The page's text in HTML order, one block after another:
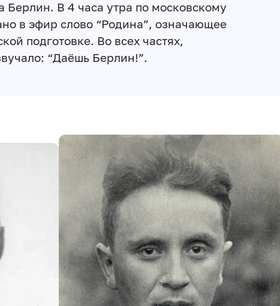
Берлин. В 4 часа утра по московскому
в эфир слово “Родина”, означающее
подготовке. Во всех частях,
“Даёшь Берлин!”.